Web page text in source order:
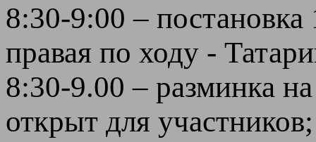
8:30-9:00 –
правая по ходу -
8:30-9.00 – разминка
открыт для участников;